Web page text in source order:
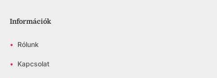
Információk
• Rólunk
• Kapcsolat